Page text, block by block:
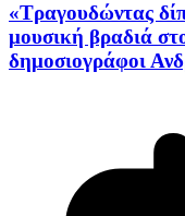
«Τραγουδώντας
μουσική βραδιά
δημοσιογράφοι